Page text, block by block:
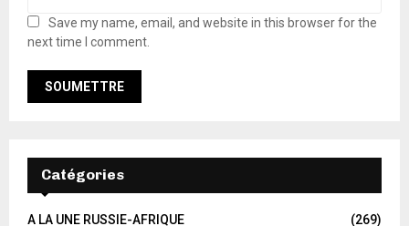
Save my name, email, and website in this browser for the
next time I comment.
Catégories
A LA UNE RUSSIE-AFRIQUE
(269)